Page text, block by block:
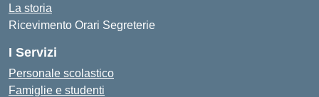
La storia
Ricevimento Orari Segreterie
I Servizi
Personale scolastico
Famiglie e studenti